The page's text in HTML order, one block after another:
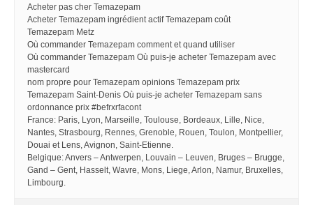
Acheter pas cher Temazepam
Acheter Temazepam ingrédient actif Temazepam coût
Temazepam Metz
Où commander Temazepam comment et quand utiliser
Où commander Temazepam Où puis-je acheter Temazepam avec
mastercard
nom propre pour Temazepam opinions Temazepam prix
Temazepam Saint-Denis Où puis-je acheter Temazepam sans
ordonnance prix #befrxrfacont
France: Paris, Lyon, Marseille, Toulouse, Bordeaux, Lille, Nice,
Nantes, Strasbourg, Rennes, Grenoble, Rouen, Toulon, Montpellier,
Douai et Lens, Avignon, Saint-Etienne.
Belgique: Anvers – Antwerpen, Louvain – Leuven, Bruges – Brugge,
Gand – Gent, Hasselt, Wavre, Mons, Liege, Arlon, Namur, Bruxelles,
Limbourg.